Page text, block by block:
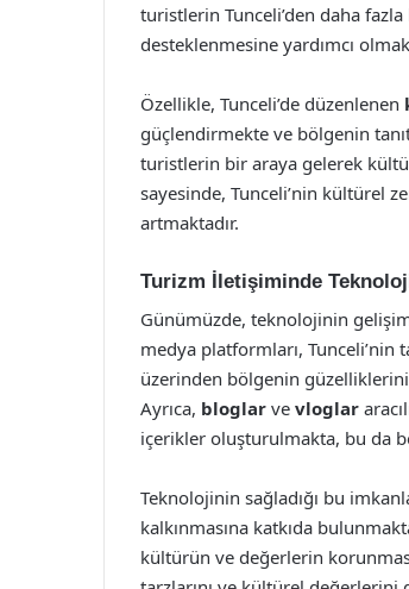
turistlerin Tunceli’den daha
desteklenmesine yardımcı
Özellikle, Tunceli’de düzenlenen
güçlendirmekte ve bölgenin
turistlerin bir araya gelerek
sayesinde, Tunceli’nin kültürel
artmaktadır.
Turizm İletişiminde
Günümüzde, teknolojinin
medya platformları, Tunceli’nin
üzerinden bölgenin
Ayrıca, bloglar ve vloglar
içerikler oluşturulmakta, bu da
Teknolojinin sağladığı bu
kalkınmasına katkıda
kültürün ve değerlerin